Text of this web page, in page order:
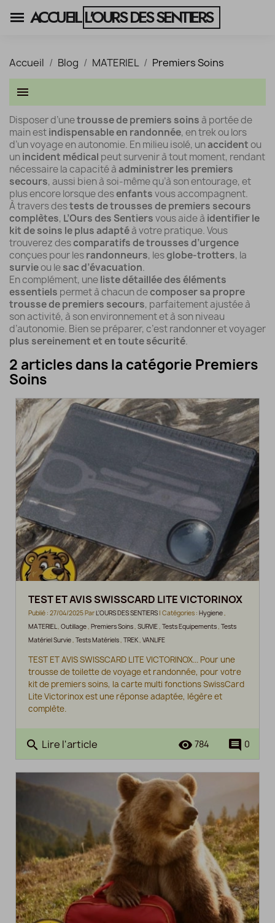
ACCUEILL'OURS DES SENTIERS
Accueil Blog MATERIEL Premiers Soins
menu
Disposer d’unetrousse de premiers soinsà portée de
main estindispensable en randonnée, en trek ou lors
d’un voyage en autonomie. En milieu isolé, unaccidentou
unincident médical peut survenir à tout moment, rendant
nécessaire la capacité àadministrer les premiers
secours, aussi bien à soi-même qu’à son entourage, et
plus encore lorsque desenfantsvous accompagnent.
À travers destests de trousses de premiers secours
complètes, L’Ours des Sentiersvous aide à identifier le
kit de soins le plus adaptéà votre pratique. Vous
trouverez descomparatifs de trousses d’urgence
conçues pour lesrandonneurs, lesglobe-trotters, la
survieou lesac d’évacuation.
En complément, uneliste détaillée des éléments
essentiels permet à chacun decomposer sa propre
trousse de premiers secours, parfaitement ajustée à
son activité, à son environnement et à son niveau
d’autonomie. Bien se préparer, c’est randonner et voyager
plus sereinement et en toute sécurité.
2 articles dans la catégorie Premiers
Soins
TEST ET AVIS SWISSCARD LITE VICTORINOX
Publié : 27/04/2025 ParL'OURS DES SENTIERS | Catégories : Hygiene,
MATERIEL, Outillage, Premiers Soins, SURVIE, Tests Equipements, Tests
Matériel Survie, Tests Matériels, TREK, VANLIFE
TEST ET AVIS SWISSCARD LITE VICTORINOX... Pour une
trousse de toilette de voyage et randonnée, pour votre
kit de premiers soins, la carte multi fonctions SwissCard
Lite Victorinox est une réponse adaptée, légère et
complète.
search Lire l'article comment 0
remove_red_eye 784